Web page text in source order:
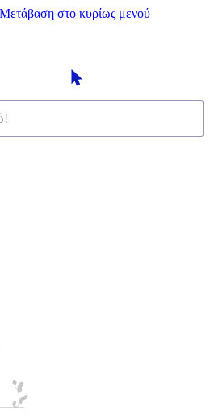
Μετάβαση στο κυρίως μενού